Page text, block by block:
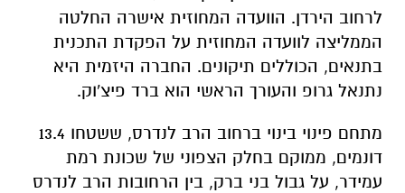
לרחוב הירדן. הוועדה המחוזית אישרה החלטה
הממליצה לוועדה המחוזית על הפקדת התכנית
בתנאים, הכוללים תיקונים. החברה היזמית היא
נתנאל גרופ והעורך הראשי הוא ברד פיצ'וק.
מתחם פינוי בינוי ברחוב הרב לנדרס, ששטחו 13.4
דונמים, ממוקם בחלק הצפוני של שכונת רמת
עמידר, על גבול בני ברק, בין הרחובות הרב לנדרס